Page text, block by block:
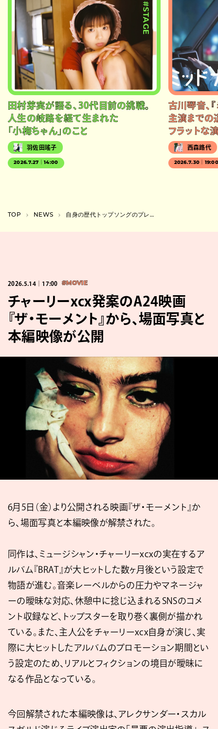
#STAGE
田村芽実が語る、30代目前の挑戦。
人生の岐路を経て生まれた
「小梅ちゃん」のこと
羽佐田瑤子
2026.7.27｜14:00
古川琴音、
主演までの
フラットな
西森路代
2026.7.30｜
TOP NEWS 自身の歴代トップソングのプレイリストも、Spotifyが20周年記念コンテンツ公開
2026.5.14｜17:00 #MOVIE
チャーリーxcx発案のA24映画
『ザ・モーメント』から、場面写真と
本編映像が公開
6月5日（金）より公開される映画『ザ・モーメント』か
ら、場面写真と本編映像が解禁された。
同作は、ミュージシャン・チャーリーxcxの実在するア
ルバム『BRAT』が大ヒットした数ヶ月後という設定で
物語が進む。音楽レーベルからの圧力やマネージャ
ーの曖昧な対応、休憩中に捻じ込まれるSNSのコメ
ント収録など、トップスターを取り巻く裏側が描かれ
ている。また、主人公をチャーリーxcx自身が演じ、実
際に大ヒットしたアルバムのプロモーション期間とい
う設定のため、リアルとフィクションの境目が曖昧に
なる作品となっている。
今回解禁された本編映像は、アレクサンダー・スカル